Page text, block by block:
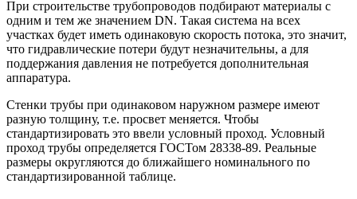
При строительстве трубопроводов подбирают материалы с
одним и тем же значением DN. Такая система на всех
участках будет иметь одинаковую скорость потока, это значит,
что гидравлические потери будут незначительны, а для
поддержания давления не потребуется дополнительная
аппаратура.
Стенки трубы при одинаковом наружном размере имеют
разную толщину, т.е. просвет меняется. Чтобы
стандартизировать это ввели условный проход. Условный
проход трубы определяется ГОСТом 28338-89. Реальные
размеры округляются до ближайшего номинального по
стандартизированной таблице.